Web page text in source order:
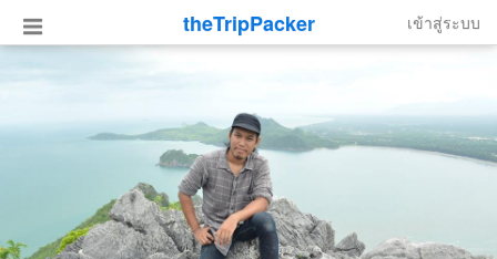
theTripPacker เข้าสู่ระบบ